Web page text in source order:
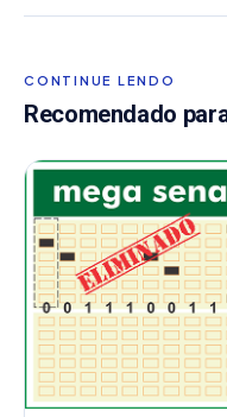
CONTINUE LENDO
Recomendado